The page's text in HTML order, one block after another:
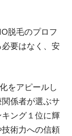
脱毛のプロフ
要はなく、安
をアピールし
係者が選ぶサ
ング１位に輝
術力への信頼